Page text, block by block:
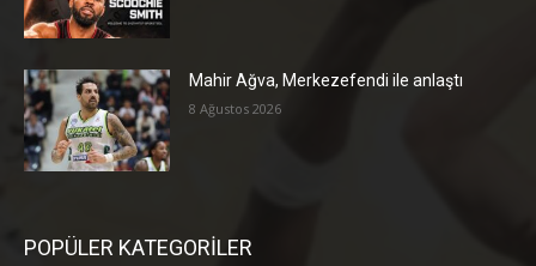
Mahir Ağva, Merkezefendi ile anlaştı
8 Ağustos 2026
POPÜLER KATEGORİLER